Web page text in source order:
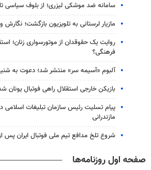
سامانه ضد موشکی لیزری؛ از بلوف سیاسی
مازیار لرستانی به تلویزیون بازگشت؛
روایت یک حقوقدان از موتورسواری زنان؛
فرهنگی؟
آلبوم «آسیمه سر» منتشر شد؛ دعوت به
بازیکن خارجی استقلال راهی فوتبال یونان
پیام تسلیت رئیس سازمان تبلیغات
مازندرانی
شروع تلخ مدافع تیم ملی فوتبال ایران پس
صفحه اول روزنامه‌ها